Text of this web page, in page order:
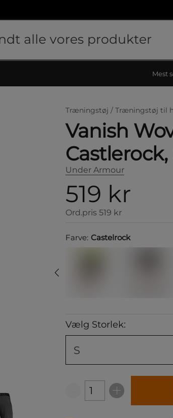
Mest
Træningstøj / Træningstøj til
Vanish
Castlerock,
Under Armour
519 kr
Ord.pris 519 kr
Farve: Castelrock
Vælg Storlek:
S